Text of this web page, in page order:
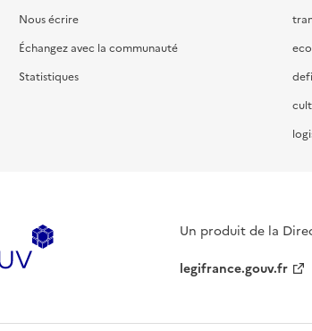
Nous écrire
Échangez avec la communauté
Statistiques
Un produit de la
legifrance.gouv.fr